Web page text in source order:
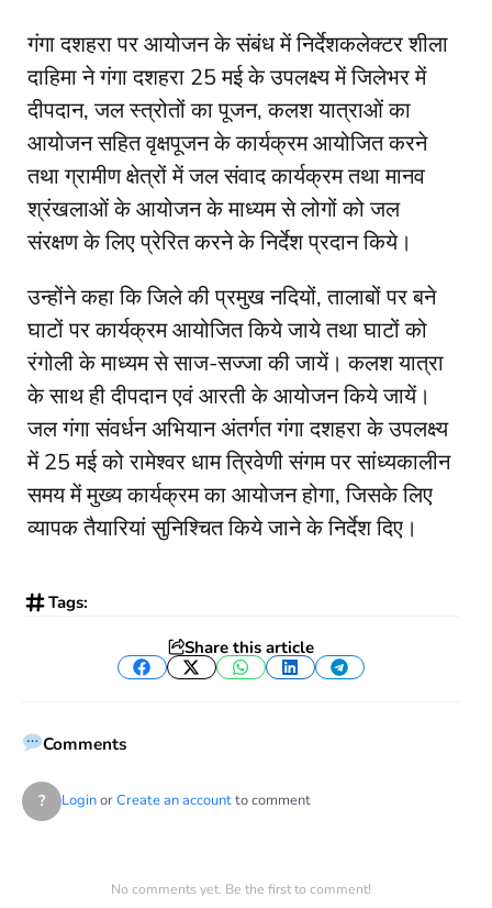
गंगा दशहरा पर आयोजन के संबंध में निर्देशकलेक्टर शीला
दाहिमा ने गंगा दशहरा 25 मई के उपलक्ष्य में जिलेभर में
दीपदान, जल स्त्रोतों का पूजन, कलश यात्राओं का
आयोजन सहित वृक्षपूजन के कार्यक्रम आयोजित करने
तथा ग्रामीण क्षेत्रों में जल संवाद कार्यक्रम तथा मानव
श्रंखलाओं के आयोजन के माध्यम से लोगों को जल
संरक्षण के लिए प्रेरित करने के निर्देश प्रदान किये।
उन्होंने कहा कि जिले की प्रमुख नदियों, तालाबों पर बने
घाटों पर कार्यक्रम आयोजित किये जाये तथा घाटों को
रंगोली के माध्यम से साज-सज्जा की जायें। कलश यात्रा
के साथ ही दीपदान एवं आरती के आयोजन किये जायें।
जल गंगा संवर्धन अभियान अंतर्गत गंगा दशहरा के उपलक्ष्य
में 25 मई को रामेश्वर धाम त्रिवेणी संगम पर सांध्यकालीन
समय में मुख्य कार्यक्रम का आयोजन होगा, जिसके लिए
व्यापक तैयारियां सुनिश्चित किये जाने के निर्देश दिए।
Tags:
Share this article
Facebook
TwitterWhatsApp
LinkedInTelegram
Comments
? LoginorCreate an accountto comment
No comments yet. Be the first to comment!